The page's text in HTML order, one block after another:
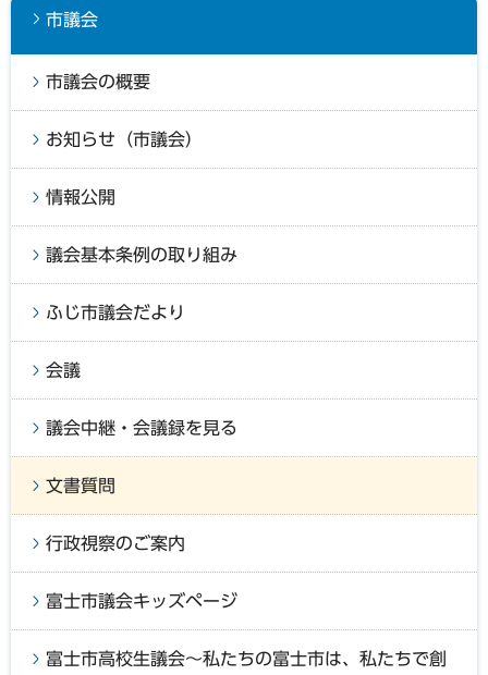
市議会
市議会の概要
お知らせ（市議会）
情報公開
議会基本条例の取り組み
ふじ市議会だより
会議
議会中継・会議録を見る
文書質問
行政視察のご案内
富士市議会キッズページ
富士市高校生議会～私たちの富士市は、私たちで創